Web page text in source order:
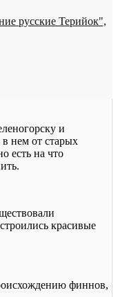
русские Терийок",
и
в нем от старых
есть на что
красивые
финнов,